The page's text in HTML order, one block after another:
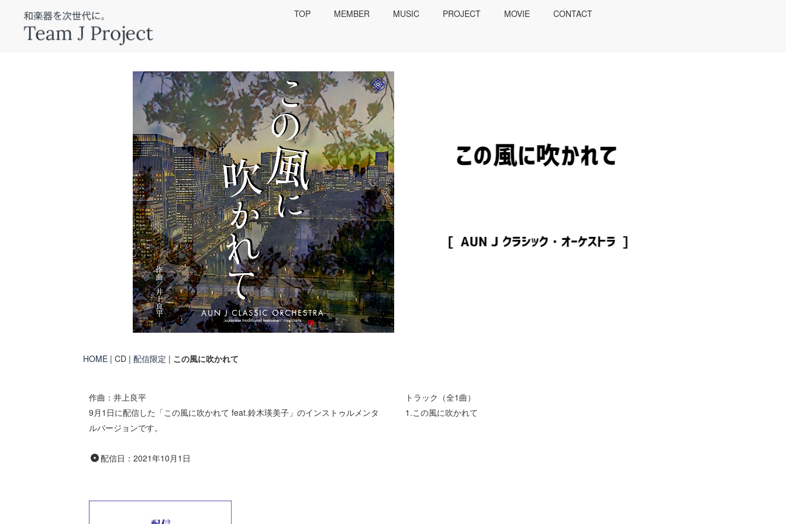
TOP MEMBER MUSIC PROJECT MOVIE CONTACT
HOME | CD | 配信限定 | この風に吹かれて
作曲：井上良平
9月1日に配信した「この風に吹かれて feat.鈴木瑛美子」のインストゥルメンタ
ルバージョンです。
配信日： 2021年10月1日
トラック（全1曲）
1.この風に吹かれて